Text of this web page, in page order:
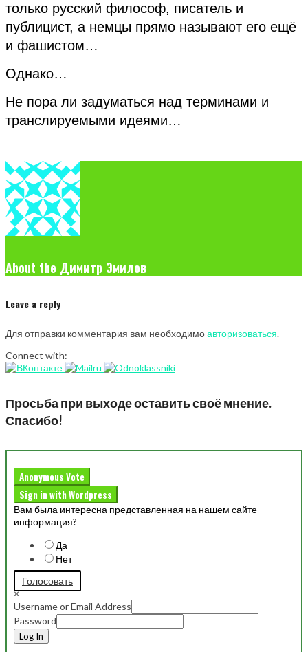
только русский философ, писатель и
публицист, а немцы прямо называют его ещё
и фашистом…
Однако…
Не пора ли задуматься над терминами и
транслируемыми идеями…
About the Димитр Эмилов
Leave a reply
Для отправки комментария вам необходимоавторизоваться.
Connect with:
Просьба при выходе оставить своё мнение.
Спасибо!
Anonymous Vote
Sign in with Wordpress
Вам была интересна представленная на нашем сайте
информация?
Да
Нет
Голосовать
×
Username or Email Address
Password
Log In